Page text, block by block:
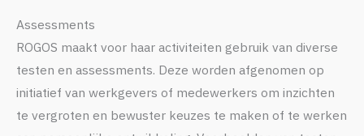
Assessments
ROGOS maakt voor haar activiteiten gebruik van diverse
testen en assessments. Deze worden afgenomen op
initiatief van werkgevers of medewerkers om inzichten
te vergroten en bewuster keuzes te maken of te werken